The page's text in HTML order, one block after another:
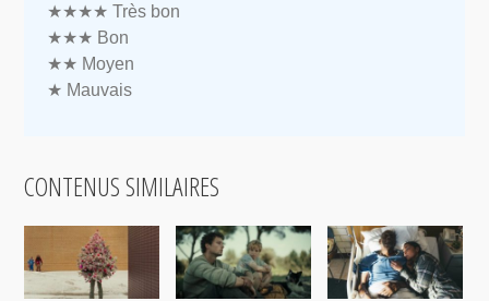
★★★★ Très bon
★★★ Bon
★★ Moyen
★ Mauvais
CONTENUS SIMILAIRES